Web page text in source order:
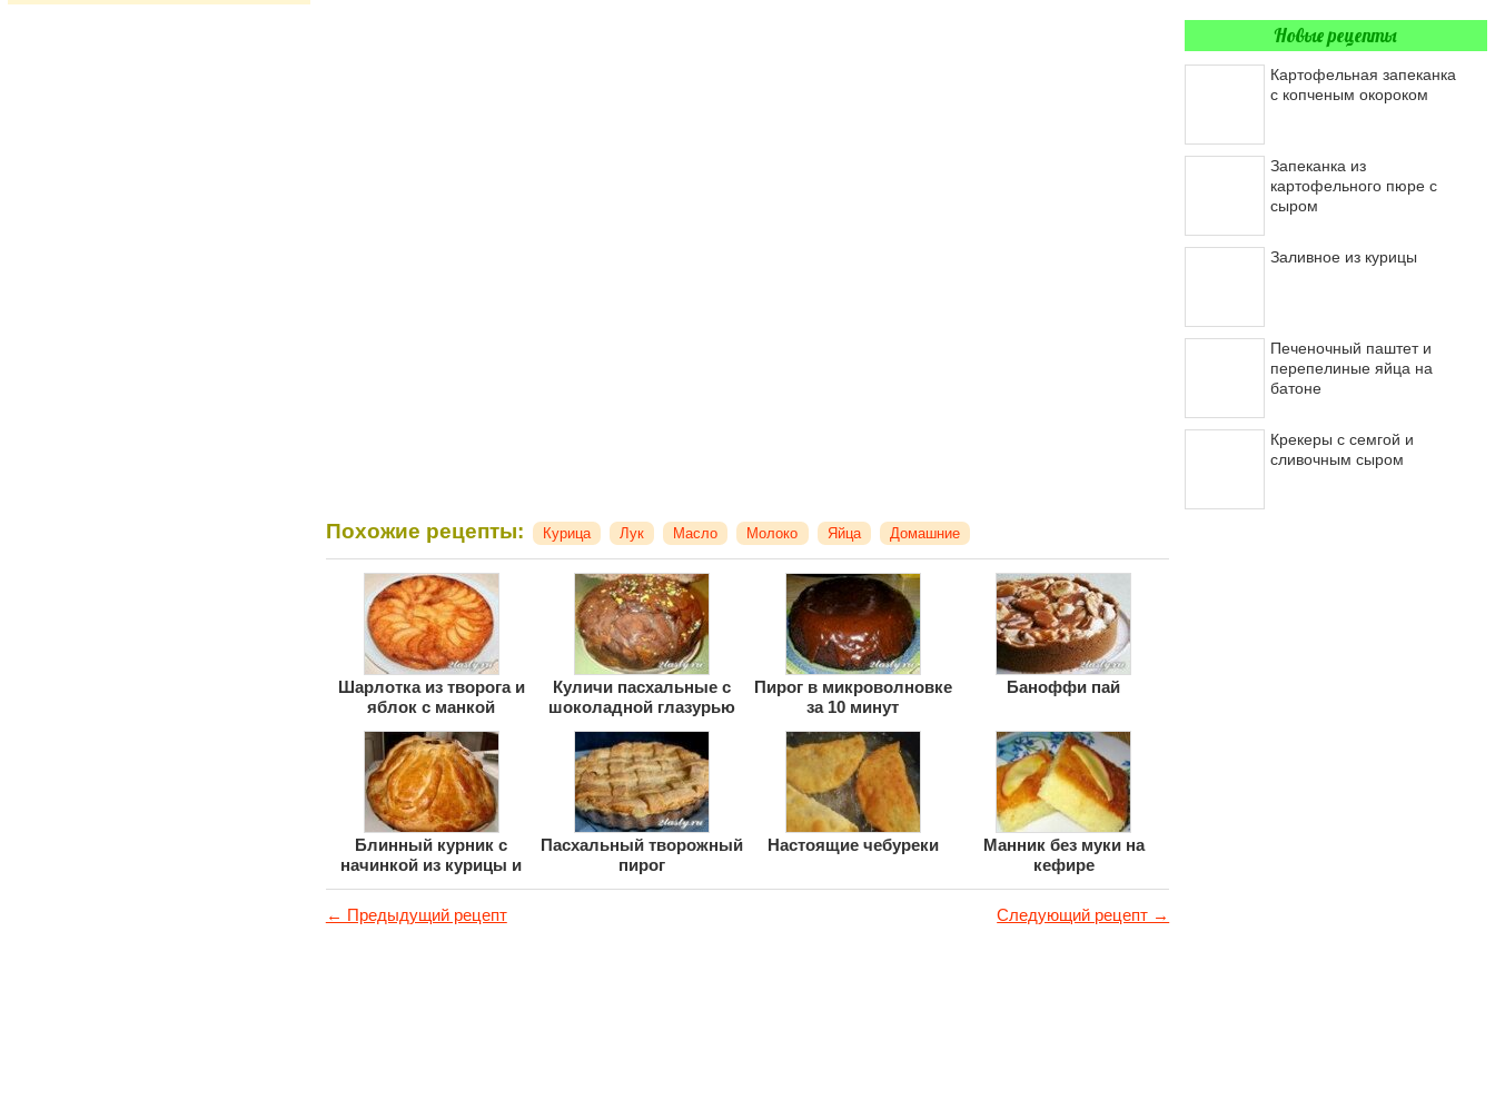
Похожие рецепты: Курица Лук Масло Молоко Яйца Домашние
Шарлотка из творога и
яблок с манкой
Куличи пасхальные с
шоколадной глазурью
Пирог в микроволновке
за 10 минут
Баноффи пай
Блинный курник с
начинкой из курицы и
грибов
Пасхальный творожный
пирог
Настоящие чебуреки
Манник без муки на
кефире
← Предыдущий рецепт Следующий рецепт →
Новые рецепты
Картофельная запеканка
с копченым окороком
Запеканка из
картофельного пюре с
сыром
Заливное из курицы
Печеночный паштет и
перепелиные яйца на
батоне
Крекеры с семгой и
сливочным сыром